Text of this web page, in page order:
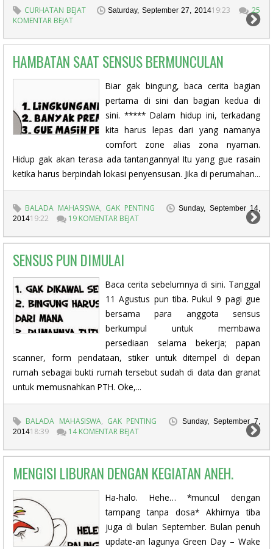
CURHATAN BEJAT Saturday, September 27, 201419:23
25
KOMENTAR BEJAT
HAMBATAN SAAT SENSUS BERMUNCULAN
Biar gak bingung, baca cerita bagian
pertama di sini dan bagian kedua di
sini. ***** Dalam hidup ini, terkadang
kita harus lepas dari yang namanya
comfort zone alias zona nyaman.
Hidup gak akan terasa ada tantangannya! Itu yang gue rasain
ketika harus berpindah lokasi penyensusan. Jika di perumahan...
BALADA MAHASISWA, GAK PENTING
Sunday, September 14,
201419:22 19 KOMENTAR BEJAT
SENSUS PUN DIMULAI
Baca cerita sebelumnya di sini. Tanggal
11 Agustus pun tiba. Pukul 9 pagi gue
bersama para anggota sensus
berkumpul untuk membawa
persediaan selama bekerja; papan
scanner, form pendataan, stiker untuk ditempel di depan
rumah sebagai bukti rumah tersebut sudah di data dan granat
untuk memusnahkan PTH. Oke,...
BALADA MAHASISWA, GAK PENTING
Sunday, September 7,
201418:39 14 KOMENTAR BEJAT
MENGISI LIBURAN DENGAN KEGIATAN ANEH.
Ha-halo. Hehe… *muncul dengan
tampang tanpa dosa* Akhirnya tiba
juga di bulan September. Bulan penuh
update-an lagunya Green Day – Wake